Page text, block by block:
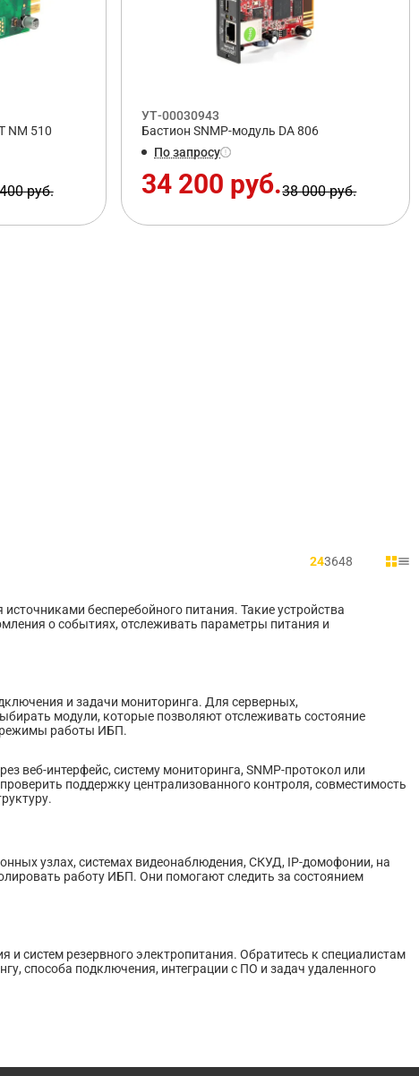
NM 510
руб.
УТ-00030943
Бастион SNMP-модуль DA 806
По запросу
34 200 руб.38 000 руб.
243648
бесперебойного питания. Такие устройства
о событиях, отслеживать параметры питания и
и задачи мониторинга. Для серверных,
модули, которые позволяют отслеживать состояние
режимы работы ИБП.
веб-интерфейс, систему мониторинга, SNMP-протокол или
поддержку централизованного контроля, совместимость
узлах, системах видеонаблюдения, СКУД, IP-домофонии, на
работу ИБП. Они помогают следить за состоянием
систем резервного электропитания. Обратитесь к специалистам
способа подключения, интеграции с ПО и задач удаленного